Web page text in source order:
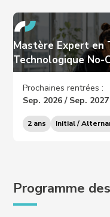
Mastère Expert
Technologique No-
Prochaines rentrées :
Sep. 2026 / Sep. 2027
2 ans Initial /
Programme